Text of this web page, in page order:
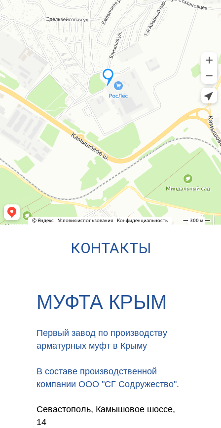
КОНТАКТЫ
Первый завод по производству
арматурных муфт в Крыму
В составе производственной
компании ООО "СГ Содружество".
МУФТА КРЫМ
Севастополь, Камышовое шоссе,
14